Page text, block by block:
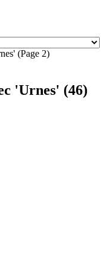
(Page 2)
'Urnes' (46)